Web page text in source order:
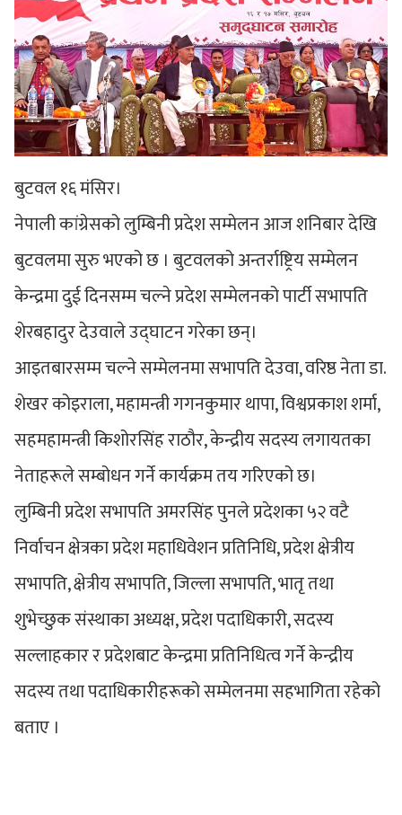
बुटवल १६ मंसिर।
नेपाली कांग्रेसको लुम्बिनी प्रदेश सम्मेलन आज शनिबार देखि
बुटवलमा सुरु भएको छ । बुटवलको अन्तर्राष्ट्रिय सम्मेलन
केन्द्रमा दुई दिनसम्म चल्ने प्रदेश सम्मेलनको पार्टी सभापति
शेरबहादुर देउवाले उद्घाटन गरेका छन्।
आइतबारसम्म चल्ने सम्मेलनमा सभापति देउवा, वरिष्ठ नेता डा.
शेखर कोइराला, महामन्त्री गगनकुमार थापा, विश्वप्रकाश शर्मा,
सहमहामन्त्री किशोरसिंह राठौर, केन्द्रीय सदस्य लगायतका
नेताहरूले सम्बोधन गर्ने कार्यक्रम तय गरिएको छ।
लुम्बिनी प्रदेश सभापति अमरसिंह पुनले प्रदेशका ५२ वटै
निर्वाचन क्षेत्रका प्रदेश महाधिवेशन प्रतिनिधि, प्रदेश क्षेत्रीय
सभापति, क्षेत्रीय सभापति, जिल्ला सभापति, भातृ तथा
शुभेच्छुक संस्थाका अध्यक्ष, प्रदेश पदाधिकारी, सदस्य
सल्लाहकार र प्रदेशबाट केन्द्रमा प्रतिनिधित्व गर्ने केन्द्रीय
सदस्य तथा पदाधिकारीहरूको सम्मेलनमा सहभागिता रहेको
बताए ।